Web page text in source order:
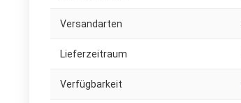
Versandarten
Lieferzeitraum
Verfügbarkeit